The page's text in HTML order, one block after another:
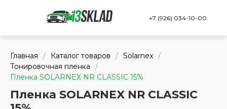
+7 (926) 034-10-00
Главная / Каталог товаров / Solarnex /
Тонировочная пленка
/
Пленка SOLARNEX NR CLASSIC 15%
Пленка SOLARNEX NR CLASSIC